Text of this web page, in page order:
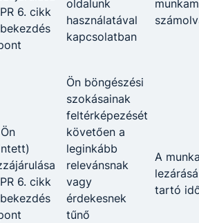
6. cikk
oldalunk
használatával
kapcsolatban
6. cikk
Ön böngészési
szokásainak
feltérképezését
követően a
leginkább
relevánsnak
vagy
érdekesnek
tűnő
A
tartó